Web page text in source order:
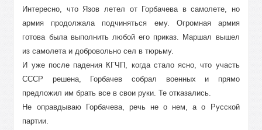
Интересно, что Язов летел от Горбачева в самолете, но
армия продолжала подчиняться ему. Огромная армия
готова была выполнить любой его приказ. Маршал вышел
из самолета и добровольно сел в тюрьму.
И уже после падения КГЧП, когда стало ясно, что участь
СССР решена, Горбачев собрал военных и прямо
предложил им брать все в свои руки. Те отказались.
Не оправдываю Горбачева, речь не о нем, а о Русской
партии.